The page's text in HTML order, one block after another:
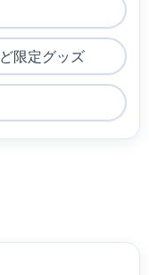
限定グッズ